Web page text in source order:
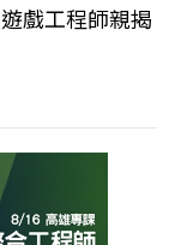
戲工程師親揭